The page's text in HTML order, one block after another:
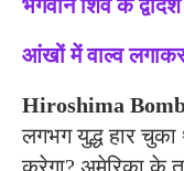
भगवान शिव के
आंखों में वाल्व
Hiroshima
लगभग युद्ध हार
करेगा? अमेरिका के